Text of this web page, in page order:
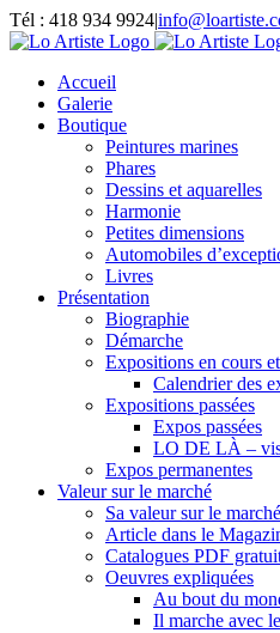
Passer
au
Tél : 418 934 9924|
Facebook
Instagram
Email
Pinterest
YouTube
Accueil
Galerie
Boutique
Peintures marines
Phares
Dessins et aquarelles
Harmonie
Petites dimensions
Automobiles
Livres
Présentation
Biographie
Démarche
Expositions en cours
Calendrier des
Expositions passées
Expos passées
LO DE LÀ –
Expos permanentes
Valeur sur le marché
Sa valeur sur le
Article dans le
Catalogues PDF
Oeuvres expliquées
Au bout du
Il marche avec